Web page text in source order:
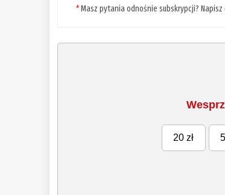
*Masz pytania odnośnie subskrypcji?
20 zł